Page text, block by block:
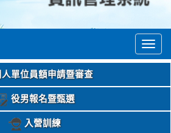
人單位員額申請暨審查
役男報名暨甄選
入營訓練